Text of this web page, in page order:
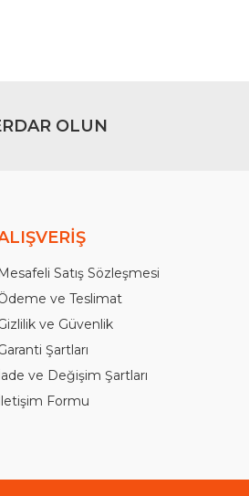
OLUN
Mesafeli Satış Sözleşmesi
ve Teslimat
ve Güvenlik
Şartları
ve Değişim Şartları
Formu